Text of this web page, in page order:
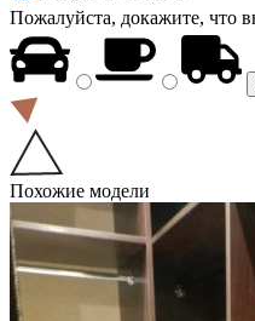
Пожалуйста, докажите, что
Похожие модели